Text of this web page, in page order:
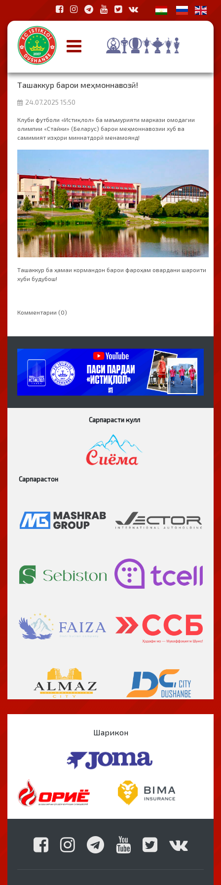
Ташаккур барои меҳмоннавозӣ!
24.07.2025 15:50
Клуби футболи «Истиқлол» ба маъмурияти маркази омодагии
олимпии «Стайки» (Беларус) барои меҳмоннавозии хуб ва
самимият изҳори миннатдорӣ менамоянд!
Ташаккур ба ҳамаи кормандон барои фароҳам овардани шароити
хуби будубош!
Комментарии (0)
Сарпарасти кулл
Сарпарастон
Шарикон